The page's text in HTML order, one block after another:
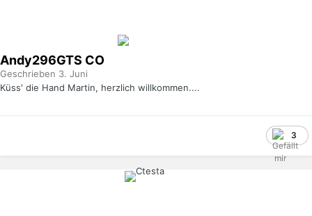
Andy296GTS CO
Geschrieben 3. Juni
Küss' die Hand Martin, herzlich willkommen....
3